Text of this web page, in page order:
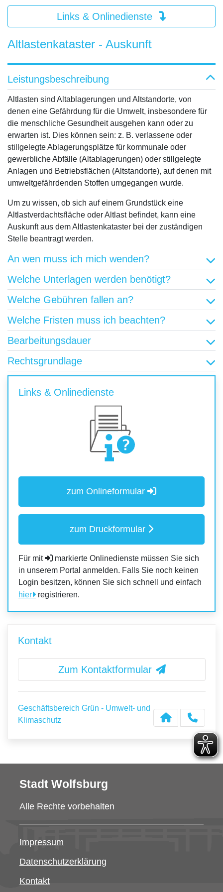
Links & Onlinedienste
Altlastenkataster - Auskunft
Leistungsbeschreibung
Altlasten sind Altablagerungen und Altstandorte, von
denen eine Gefährdung für die Umwelt, insbesondere für
die menschliche Gesundheit ausgehen kann oder zu
erwarten ist. Dies können sein: z. B. verlassene oder
stillgelegte Ablagerungsplätze für kommunale oder
gewerbliche Abfälle (Altablagerungen) oder stillgelegte
Anlagen und Betriebsflächen (Altstandorte), auf denen mit
umweltgefährdenden Stoffen umgegangen wurde.
Um zu wissen, ob sich auf einem Grundstück eine
Altlastverdachtsfläche oder Altlast befindet, kann eine
Auskunft aus dem Altlastenkataster bei der zuständigen
Stelle beantragt werden.
An wen muss ich mich wenden?
Welche Unterlagen werden benötigt?
Welche Gebühren fallen an?
Welche Fristen muss ich beachten?
Bearbeitungsdauer
Rechtsgrundlage
Links & Onlinedienste
zum Onlineformular
zum Druckformular
Für mit
markierte Onlinedienste müssen Sie sich
in unserem Portal anmelden. Falls Sie noch keinen
Login besitzen, können Sie sich schnell und einfach
hier
registrieren.
Kontakt
Zum Kontaktformular
Geschäftsbereich Grün - Umwelt- und
Klimaschutz
Stadt Wolfsburg
Alle Rechte vorbehalten
Impressum
Datenschutzerklärung
Kontakt